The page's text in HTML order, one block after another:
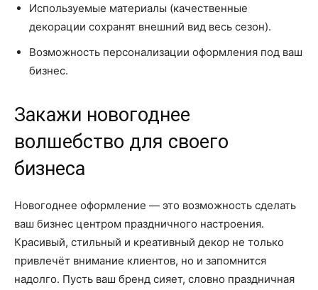
Используемые материалы (качественные
декорации сохранят внешний вид весь сезон).
Возможность персонализации оформления под ваш
бизнес.
Закажи новогоднее
волшебство для своего
бизнеса
Новогоднее оформление — это возможность сделать
ваш бизнес центром праздничного настроения.
Красивый, стильный и креативный декор не только
привлечёт внимание клиентов, но и запомнится
надолго. Пусть ваш бренд сияет, словно праздничная